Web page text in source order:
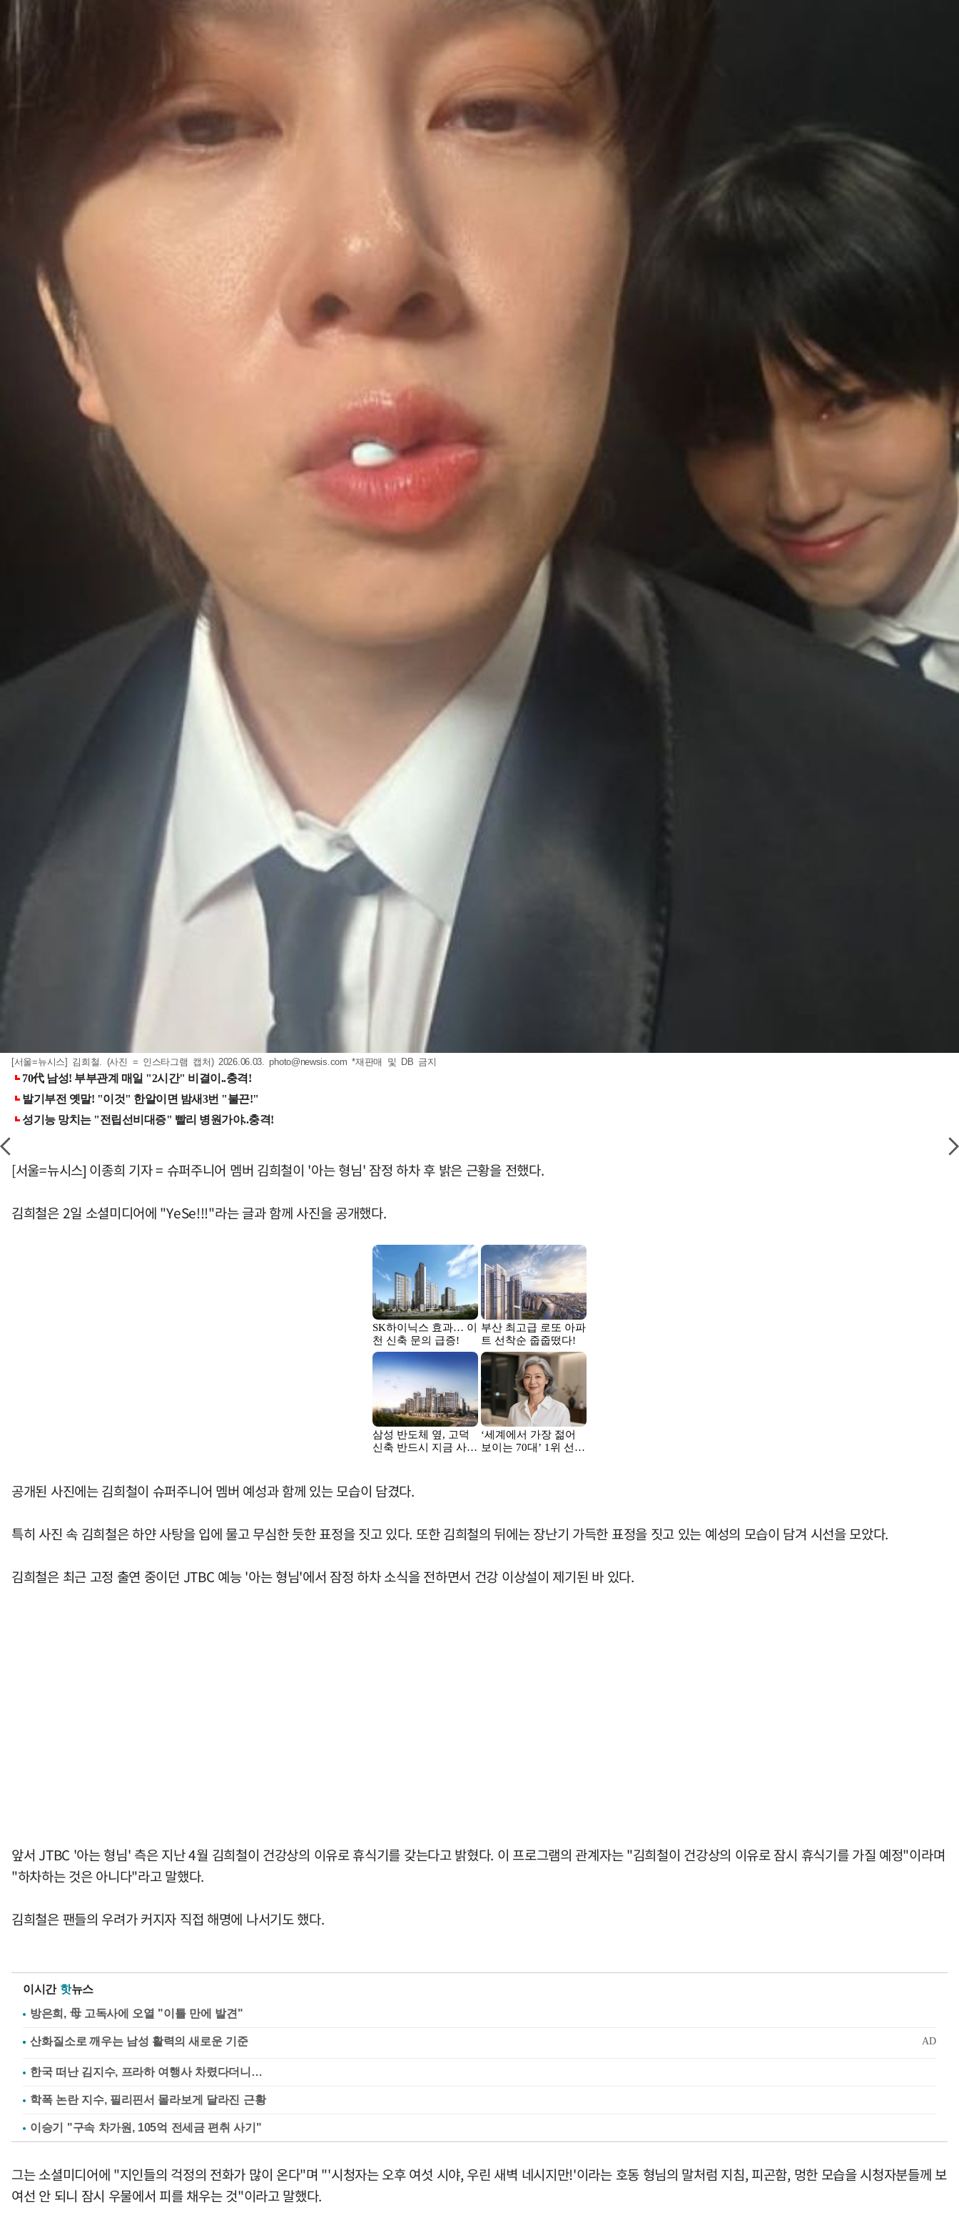
[서울=뉴시스] 김희철. (사진 = 인스타그램 캡처) 2026.06.03.photo@newsis.com *재판매 및 DB 금지
[서울=뉴시스] 이종희 기자 = 슈퍼주니어 멤버 김희철이 '아는 형님' 잠정 하차 후 밝은 근황을 전했다.
김희철은 2일 소셜미디어에 "YeSe!!!"라는 글과 함께 사진을 공개했다.
공개된 사진에는 김희철이 슈퍼주니어 멤버 예성과 함께 있는 모습이 담겼다.
특히 사진 속 김희철은 하얀 사탕을 입에 물고 무심한 듯한 표정을 짓고 있다. 또한 김희철의 뒤에는 장난기 가득한 표정을 짓고 있는 예성의 모습이 담겨 시선을 모았다.
김희철은 최근 고정 출연 중이던 JTBC 예능 '아는 형님'에서 잠정 하차 소식을 전하면서 건강 이상설이 제기된 바 있다.
앞서 JTBC '아는 형님' 측은 지난 4월 김희철이 건강상의 이유로 휴식기를 갖는다고 밝혔다. 이 프로그램의 관계자는 "김희철이 건강상의 이유로 잠시 휴식기를 가질 예정"이라며
"하차하는 것은 아니다"라고 말했다.
김희철은 팬들의 우려가 커지자 직접 해명에 나서기도 했다.
이시간 핫뉴스
방은희, 母 고독사에 오열 "이틀 만에 발견"
한국 떠난 김지수, 프라하 여행사 차렸다더니…
학폭 논란 지수, 필리핀서 몰라보게 달라진 근황
이승기 "구속 차가원, 105억 전세금 편취 사기"
그는 소셜미디어에 "지인들의 걱정의 전화가 많이 온다"며 "'시청자는 오후 여섯 시야, 우린 새벽 네시지만!'이라는 호동 형님의 말처럼 지침, 피곤함, 멍한 모습을 시청자분들께 보
여선 안 되니 잠시 우물에서 피를 채우는 것"이라고 말했다.